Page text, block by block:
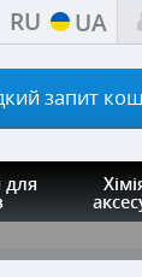
RU UA
запит
для